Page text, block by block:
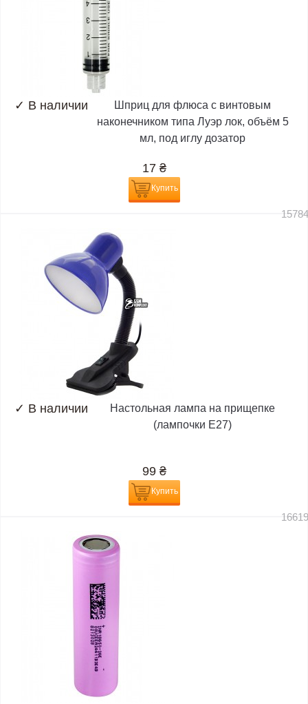
✓ В наличии
Шприц для флюса с винтовым
наконечником типа Луэр лок, объём 5
мл, под иглу дозатор
17 ₴
Купить
✓ В наличии
Настольная лампа на прищепке
(лампочки E27)
99 ₴
Купить